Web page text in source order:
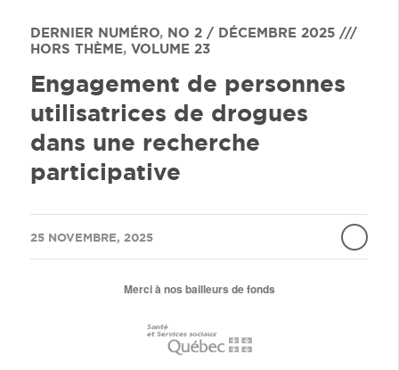
DERNIER NUMÉRO, NO 2 / DÉCEMBRE 2025 ///
HORS THÈME, VOLUME 23
Engagement de personnes
utilisatrices de drogues
dans une recherche
participative
25 NOVEMBRE, 2025
/
Merci à nos bailleurs de fonds